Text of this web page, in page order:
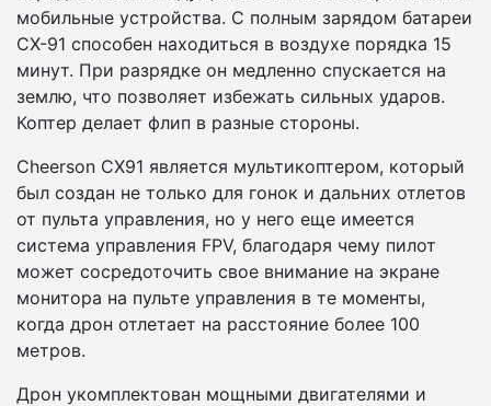
мобильные устройства. С полным зарядом батареи
CX-91 способен находиться в воздухе порядка 15
минут. При разрядке он медленно спускается на
землю, что позволяет избежать сильных ударов.
Коптер делает флип в разные стороны.
Cheerson CX91 является мультикоптером, который
был создан не только для гонок и дальних отлетов
от пульта управления, но у него еще имеется
система управления FPV, благодаря чему пилот
может сосредоточить свое внимание на экране
монитора на пульте управления в те моменты,
когда дрон отлетает на расстояние более 100
метров.
Дрон укомплектован мощными двигателями и